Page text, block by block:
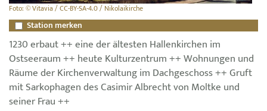
Foto: © Vitavia / CC-BY-SA-4.0 / Nikolaikirche
Station merken
1230 erbaut ++ eine der ältesten Hallenkirchen im
Ostseeraum ++ heute Kulturzentrum ++ Wohnungen und
Räume der Kirchenverwaltung im Dachgeschoss ++ Gruft
mit Sarkophagen des Casimir Albrecht von Moltke und
seiner Frau ++